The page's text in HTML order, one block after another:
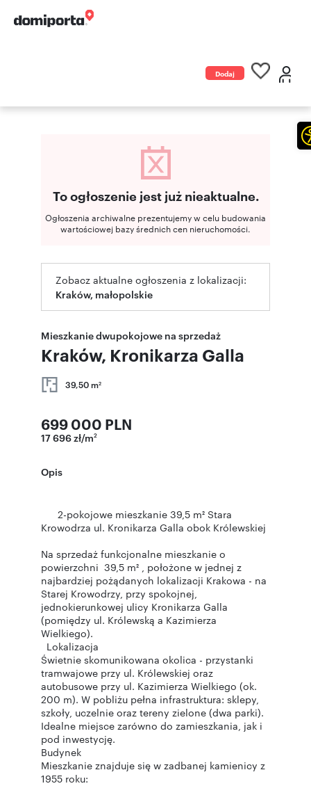
Dodaj
To ogłoszenie jest już nieaktualne.
Ogłoszenia archiwalne prezentujemy w celu budowania
wartościowej bazy średnich cen nieruchomości.
Zobacz aktualne ogłoszenia z lokalizacji:
Kraków, małopolskie
Mieszkanie dwupokojowe na sprzedaż
Kraków, Kronikarza Galla
39,50 m2
699 000 PLN
17 696 zł/m2
Opis
2-pokojowe mieszkanie 39,5 m² Stara
Krowodrza ul. Kronikarza Galla obok Królewskiej
Na sprzedaż funkcjonalne mieszkanie o
powierzchni 39,5 m² , położone w jednej z
najbardziej pożądanych lokalizacji Krakowa - na
Starej Krowodrzy, przy spokojnej,
jednokierunkowej ulicy Kronikarza Galla
(pomiędzy ul. Królewską a Kazimierza
Wielkiego).
Lokalizacja
Świetnie skomunikowana okolica - przystanki
tramwajowe przy ul. Królewskiej oraz
autobusowe przy ul. Kazimierza Wielkiego (ok.
200 m). W pobliżu pełna infrastruktura: sklepy,
szkoły, uczelnie oraz tereny zielone (dwa parki).
Idealne miejsce zarówno do zamieszkania, jak i
pod inwestycję.
Budynek
Mieszkanie znajduje się w zadbanej kamienicy z
1955 roku: